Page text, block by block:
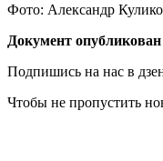
Фото: Александр
Документ
Подпишись на нас в
Чтобы не пропустить